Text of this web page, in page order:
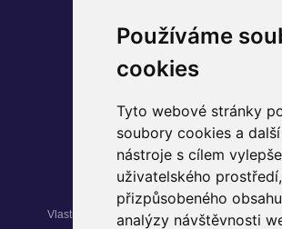
Používáme
cookies
Tyto webové stránky
soubory cookies a
nástroje s cílem
uživatelského
přizpůsobeného
analýzy návštěvnosti
SLEDUJTE NÁS
Instagram
Facebook
YouTube
Vlastníkem nemovitosti Palác Pardubice je fond